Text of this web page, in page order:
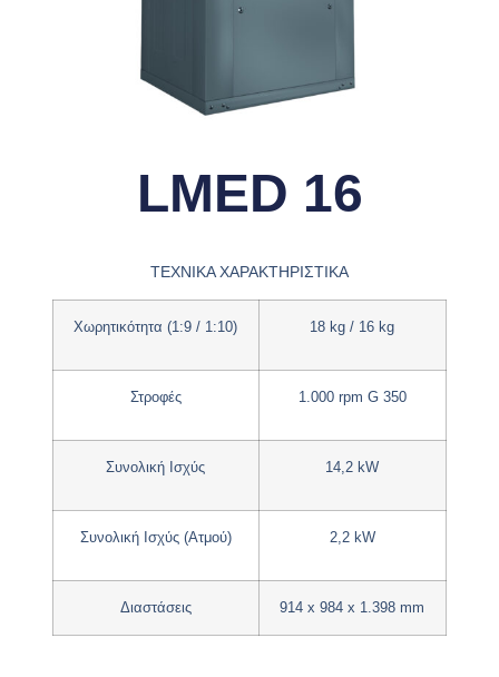
LMED 16
ΤΕΧΝΙΚΑ ΧΑΡΑΚΤΗΡΙΣΤΙΚΑ
Χωρητικότητα (1:9 / 1:10) 18 kg / 16 kg
Στροφές 1.000 rpm G 350
Συνολική Ισχύς 14,2 kW
Συνολική Ισχύς (Ατμού) 2,2 kW
Διαστάσεις 914 x 984 x 1.398 mm